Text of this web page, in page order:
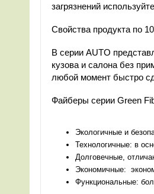
загрязнений
Свойства продукта по
В серии AUTO
кузова и салона без
любой момент быстро
Файберы серии Green
Экологичные и
Технологичные: в
Долговечные,
Экономичные:
Функциональные: